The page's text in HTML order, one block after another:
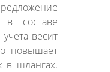
в составе
весит
повышает
в шлангах.